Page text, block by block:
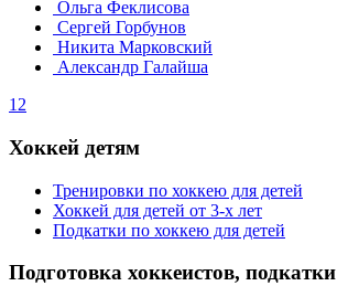
Ольга Феклисова
Сергей Горбунов
Никита Марковский
Александр Галайша
1 2
Хоккей детям
Тренировки по хоккею для детей
Хоккей для детей от 3-х лет
Подкатки по хоккею для детей
Подготовка хоккеистов, подкатки